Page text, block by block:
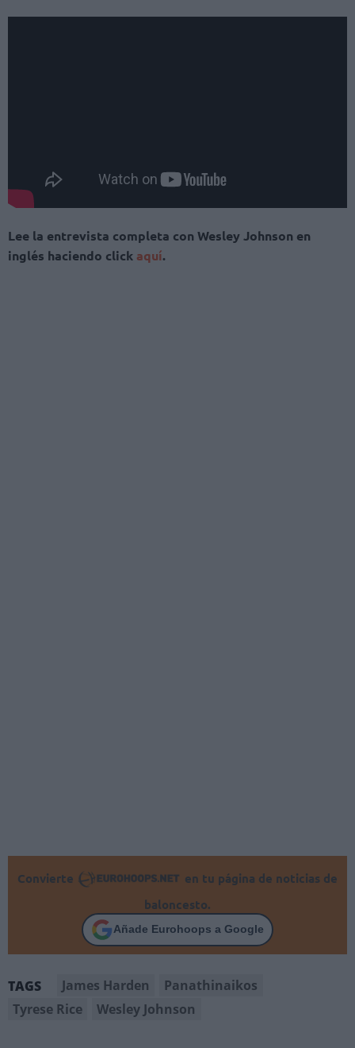
Lee la entrevista completa con Wesley Johnson en
inglés haciendo click aquí.
Convierte
en tu página de noticias de
baloncesto.
Añade Eurohoops a Google
TAGS James Harden
Panathinaikos
Tyrese Rice
Wesley Johnson